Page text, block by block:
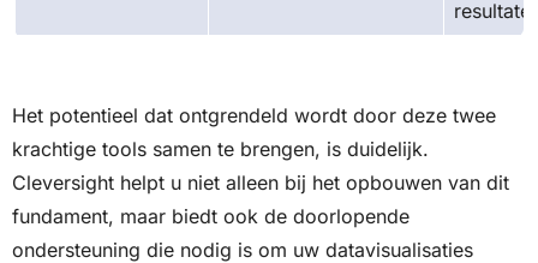
Het potentieel dat ontgrendeld wordt door deze twee
krachtige tools samen te brengen, is duidelijk.
Cleversight helpt u niet alleen bij het opbouwen van dit
fundament, maar biedt ook de doorlopende
ondersteuning die nodig is om uw datavisualisaties